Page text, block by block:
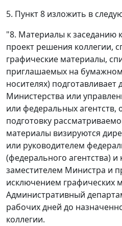
5. Пункт 8 изложить в
"8. Материалы к заседанию
проект решения коллегии,
графические материалы,
приглашаемых на
носителях) подготавливает
Министерства или
или федеральных агентств,
подготовку
материалы визируются
или руководителем
(федерального агентства)
заместителем Министра и
исключением графических
Административный
рабочих дней до
коллегии.